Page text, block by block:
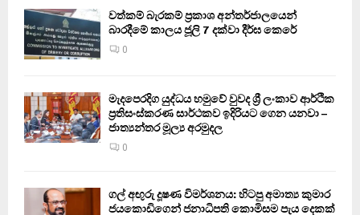
වත්කම් බැරකම් ප්‍රකාශ අන්තර්ජාලයෙන්
බාරදීමේ කාලය ජූලි 7 දක්වා දීර්ඝ කෙරේ
0
මැදපෙරදිග යුද්ධය හමුවේ වුවද ශ්‍රී ලංකාව ආර්ථික
ප්‍රතිසංස්කරණ සාර්ථකව ඉදිරියට ගෙන යනවා –
ජාත්‍යන්තර මූල්‍ය අරමුදල
0
ගල් අඟුරු දූෂණ විමර්ශනය: හිටපු අමාත්‍ය කුමාර
ජයකොඩිගෙන් ජනාධිපති කොමිසම පැය දෙකක්